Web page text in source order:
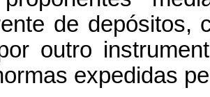
de depósitos,
outro
expedidas